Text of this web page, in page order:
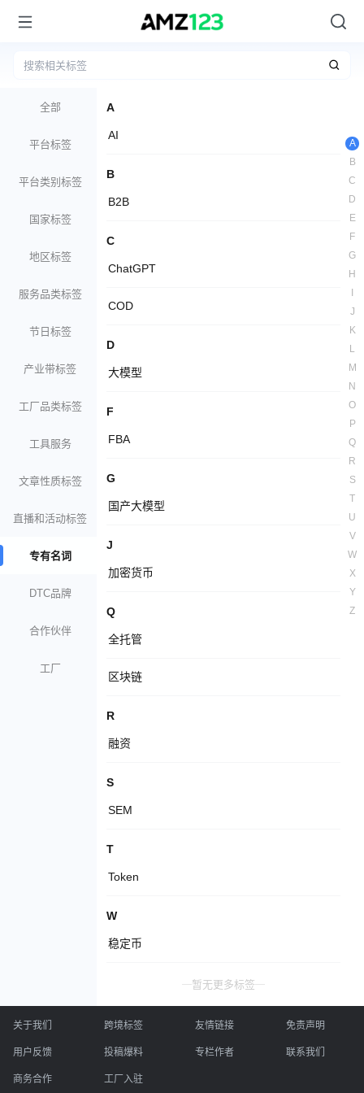
全部
平台标签
平台类别标签
国家标签
地区标签
服务品类标签
节日标签
产业带标签
工厂品类标签
工具服务
文章性质标签
直播和活动标签
专有名词
DTC品牌
合作伙伴
工厂
A
AI
B
B2B
C
ChatGPT
COD
D
大模型
F
FBA
G
国产大模型
J
加密货币
Q
全托管
区块链
R
融资
S
SEM
T
Token
W
稳定币
暂无更多标签
A
B
C
D
E
F
G
H
J
K
L
M
N
O
P
Q
R
S
T
U
V
W
X
Y
Z
关于我们 跨境标签 友情链接 免责声明
用户反馈 投稿爆料 专栏作者 联系我们
商务合作 工厂入驻